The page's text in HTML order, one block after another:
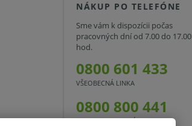
NÁKUP PO TELEFÓNE
Sme vám k dispozícii počas
pracovných dní od 7.00 do 17.00
hod.
0800 601 433
VŠEOBECNÁ LINKA
0800 800 441
STOMATOLOGICKÁ LINKA